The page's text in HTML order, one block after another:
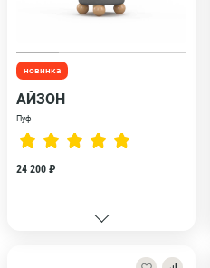
новинка
АЙЗОН
Пуф
24 200 ₽